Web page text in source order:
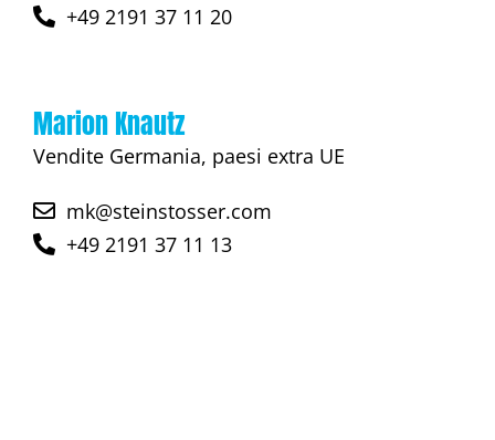
+49 2191 37 11 20
Marion Knautz
Vendite Germania, paesi extra UE
mk@steinstosser.com
+49 2191 37 11 13